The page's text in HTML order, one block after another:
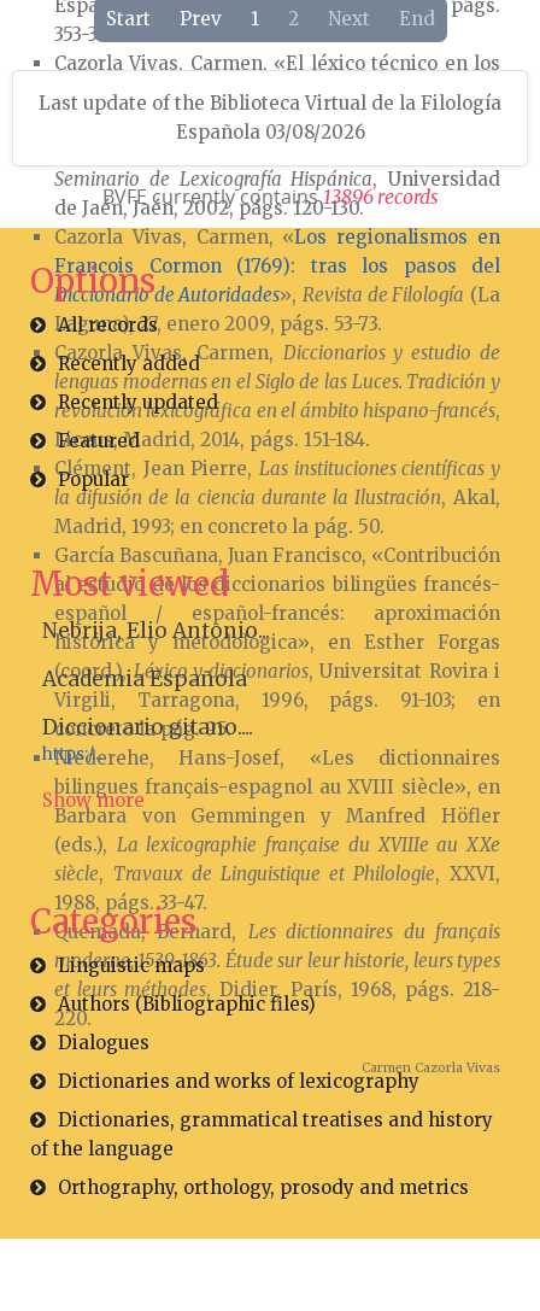
Española de Lingüística, Madrid, 2002, págs.
353-361.
Cazorla Vivas, Carmen, «El léxico técnico en los
diccionarios bilingües español-francés de los
siglos XVIII y XIX», en I. Ahumada (ed.),
Diccionarios y lenguas de especialidad. Actas del V
Seminario de Lexicografía Hispánica, Universidad
de Jaén, Jaén, 2002, págs. 120-130.
Cazorla Vivas, Carmen, «Los regionalismos en
François Cormon (1769): tras los pasos del
Diccionario de Autoridades»,Revista de Filología (La
Laguna), 27, enero 2009, págs. 53-73.
Cazorla Vivas, Carmen, Diccionarios y estudio de
lenguas modernas en el Siglo de las Luces. Tradición y
revolución lexicográfica en el ámbito hispano-francés,
Liceus, Madrid, 2014, págs. 151-184.
Clément, Jean Pierre,Las instituciones científicas y
la difusión de la ciencia durante la Ilustración, Akal,
Madrid, 1993; en concreto la pág. 50.
García Bascuñana, Juan Francisco, «Contribución
al estudio de los diccionarios bilingües francés-
español / español-francés: aproximación
histórica y metodológica», en Esther Forgas
(coord.),Léxico y diccionarios, Universitat Rovira i
Virgili, Tarragona, 1996, págs. 91-103; en
concreto la pág. 95.
Niederehe, Hans-Josef, «Les dictionnaires
bilingues français-espagnol au XVIII siècle», en
Barbara von Gemmingen y Manfred Höfler
(eds.), La lexicographie française du XVIIIe au XXe
siècle, Travaux de Linguistique et Philologie, XXVI,
1988, págs. 33-47.
Quemada, Bernard, Les dictionnaires du français
moderne, 1539-1863. Étude sur leur historie, leurs types
et leurs méthodes, Didier, París, 1968, págs. 218-
220.
Carmen Cazorla Vivas
Start Prev 1 2 Next End
Last update of the Biblioteca Virtual de la Filología
Española 03/08/2026
BVFE currently contains13896 records
Options
All records
Recently added
Recently updated
Featured
Popular
Most viewed
Nebrija, Elio Antonio...
Academia Española
Diccionario gitano....
https:/...
Show more
Categories
Linguistic maps
Authors (Bibliographic files)
Dialogues
Dictionaries and works of lexicography
Dictionaries, grammatical treatises and history
of the language
Orthography, orthology, prosody and metrics